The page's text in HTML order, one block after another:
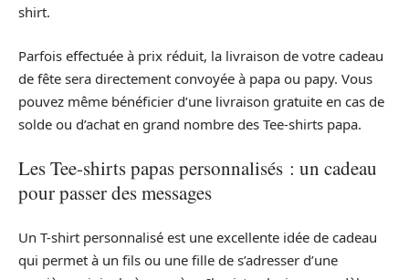
shirt.
Parfois effectuée à prix réduit, la livraison de votre cadeau
de fête sera directement convoyée à papa ou papy. Vous
pouvez même bénéficier d’une livraison gratuite en cas de
solde ou d’achat en grand nombre des Tee-shirts papa.
Les Tee-shirts papas personnalisés : un cadeau
pour passer des messages
Un T-shirt personnalisé est une excellente idée de cadeau
qui permet à un fils ou une fille de s’adresser d’une